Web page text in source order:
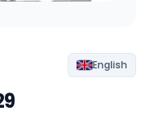
English